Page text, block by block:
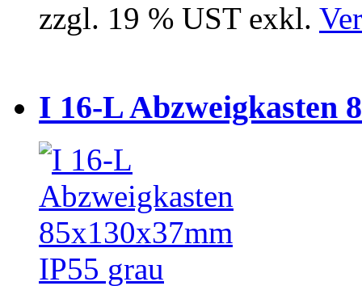
zzgl. 19 % UST exkl.
I 16-L Abzweigkasten